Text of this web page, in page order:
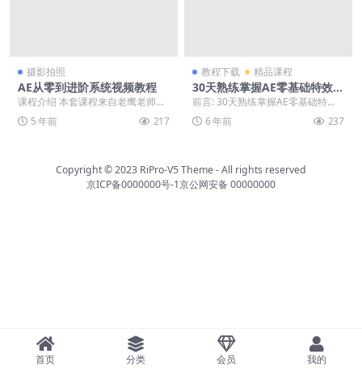
摄影拍照
AE从零到进阶系统视频教程
课程介绍 本套课程来自老鹰老师从
零开始学习AE系统案例教学，这套
教程一共96节课...
5 年前 217
教程下载 精品课程
30天熟练掌握AE零基础特效制
作
前言: 30天熟练掌握AE零基础特
效，喜欢就下载吧。 正文: 本教程
性价比极高！...
6 年前 237
Copyright © 2023 RiPro-V5 Theme- All rights reserved
京ICP备0000000号-1京公网安备 00000000
首页 分类 会员 我的